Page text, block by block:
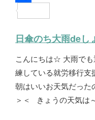
e
o
o
k
i
t
e
r
i
e日傘のち大雨de
こんにちは☆ 大雨で
練している就労移行支
朝はいいお天気だった
＞＜ きょうの天気は